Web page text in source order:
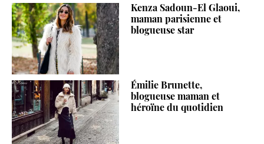
Kenza Sadoun-El Glaoui,
maman parisienne et
blogueuse star
Émilie Brunette,
blogueuse maman et
héroïne du quotidien